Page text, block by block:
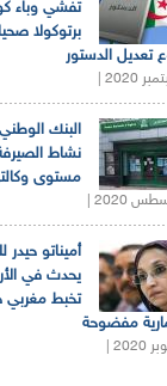
تفشي وباء
برتوكولا
تعديل الدستور
البنك
نشاط
مستوى
أميناتو حيدر
يحدث في
تخبط مغربي
مفضوحة